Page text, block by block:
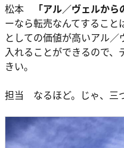
松本
「アル／ヴェルから
ーなら転売なんてするこ
としての価値が高いアル
入れることができるので
きい。
担当 なるほど。じゃ、三